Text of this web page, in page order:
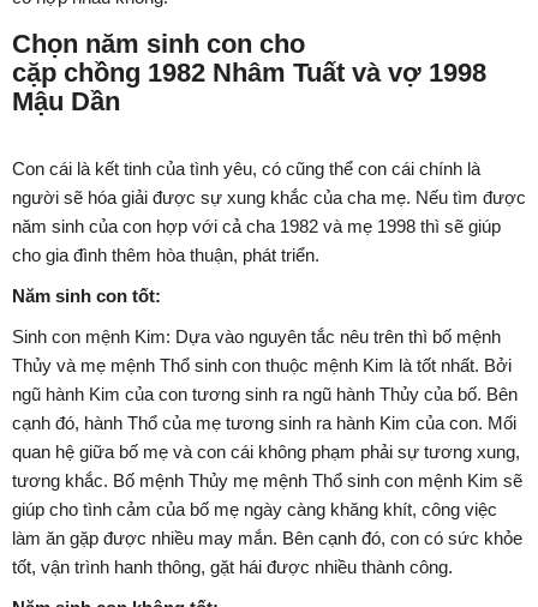
Chọn năm sinh con cho
cặp chồng 1982 Nhâm Tuất và vợ 1998
Mậu Dần
Con cái là kết tinh của tình yêu, có cũng thể con cái chính là
người sẽ hóa giải được sự xung khắc của cha mẹ. Nếu tìm được
năm sinh của con hợp với cả cha 1982 và mẹ 1998 thì sẽ giúp
cho gia đình thêm hòa thuận, phát triển.
Năm sinh con tốt:
Sinh con mệnh Kim: Dựa vào nguyên tắc nêu trên thì bố mệnh
Thủy và mẹ mệnh Thổ sinh con thuộc mệnh Kim là tốt nhất. Bởi
ngũ hành Kim của con tương sinh ra ngũ hành Thủy của bố. Bên
cạnh đó, hành Thổ của mẹ tương sinh ra hành Kim của con. Mối
quan hệ giữa bố mẹ và con cái không phạm phải sự tương xung,
tương khắc. Bố mệnh Thủy mẹ mệnh Thổ sinh con mệnh Kim sẽ
giúp cho tình cảm của bố mẹ ngày càng khăng khít, công việc
làm ăn gặp được nhiều may mắn. Bên cạnh đó, con có sức khỏe
tốt, vận trình hanh thông, gặt hái được nhiều thành công.